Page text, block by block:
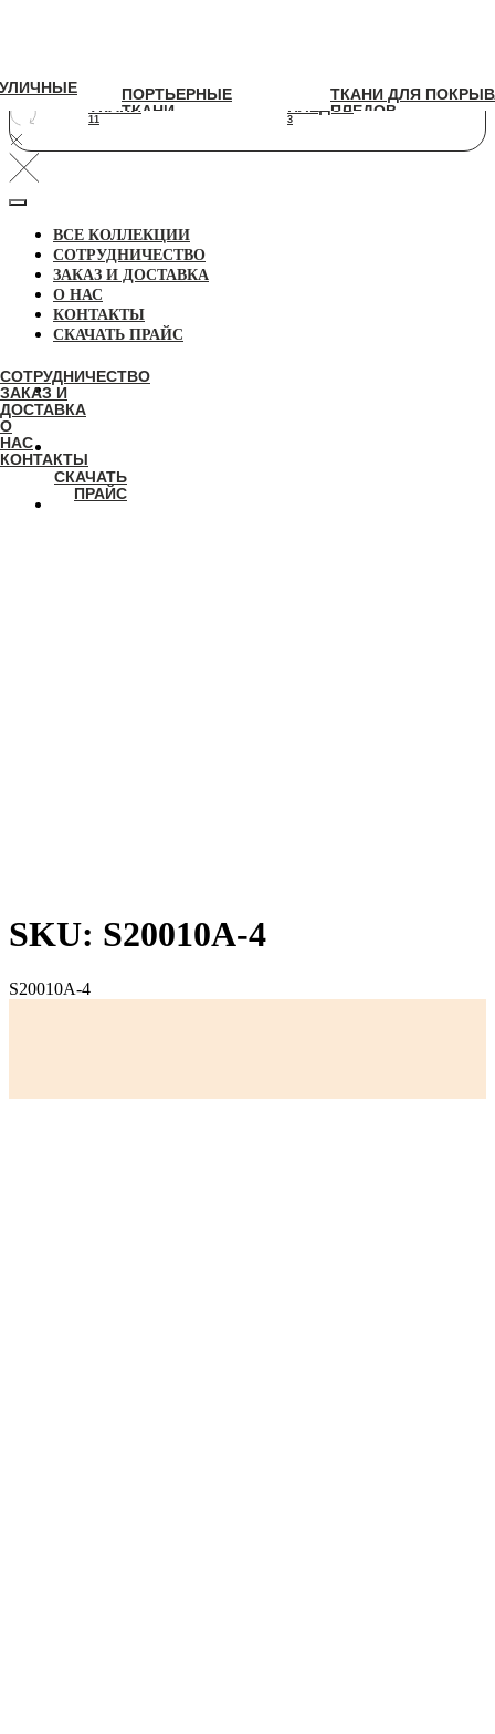
СОТРУДНИЧЕСТВО
ЗАКАЗ И
ДОСТАВКА
О
НАС
КОНТАКТЫ
СКАЧАТЬ
ПРАЙС
ПОРТЬЕРНЫЕ
ТКАНИ
11
ТКАНИ ДЛЯ ПОКРЫВАЛ И
ПЛЕДОВ
3
ПОРТЬЕРНЫЕ
ТКАНИ
ТКАНИ ДЛЯ
ПЛЕДОВ
УЛИЧНЫЕ
ВСЕ КОЛЛЕКЦИИ
СОТРУДНИЧЕСТВО
ЗАКАЗ И ДОСТАВКА
О НАС
КОНТАКТЫ
СКАЧАТЬ ПРАЙС
SKU: S20010A-4
S20010A-4